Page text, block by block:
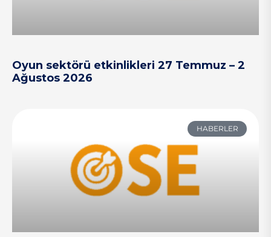
Oyun sektörü etkinlikleri 27 Temmuz – 2
Ağustos 2026
HABERLER